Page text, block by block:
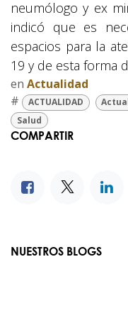
neumólogo y ex
indicó que es
espacios para la
19 y de esta forma
en Actualidad
#
ACTUALIDAD
Salud
COMPARTIR
NUESTROS BLOGS